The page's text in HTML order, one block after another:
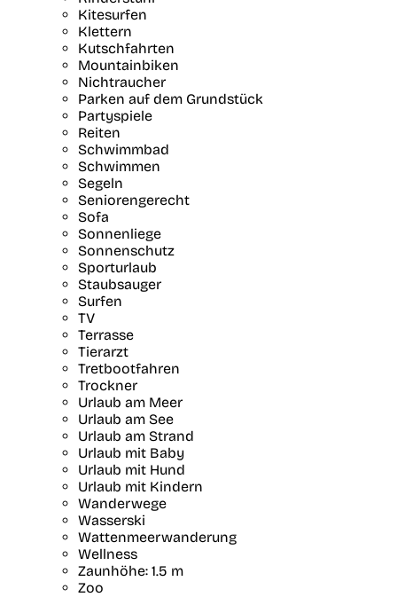
Kitesurfen
Klettern
Kutschfahrten
Mountainbiken
Nichtraucher
Parken auf dem Grundstück
Partyspiele
Reiten
Schwimmbad
Schwimmen
Segeln
Seniorengerecht
Sofa
Sonnenliege
Sonnenschutz
Sporturlaub
Staubsauger
Surfen
TV
Terrasse
Tierarzt
Tretbootfahren
Trockner
Urlaub am Meer
Urlaub am See
Urlaub am Strand
Urlaub mit Baby
Urlaub mit Hund
Urlaub mit Kindern
Wanderwege
Wasserski
Wattenmeerwanderung
Wellness
Zaunhöhe: 1.5 m
Zoo